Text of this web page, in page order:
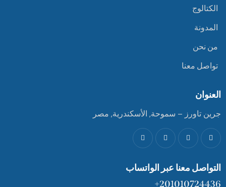
الكتالوج
المدونة
من نحن
تواصل معنا
العنوان
جرين تاورز – سموحة, الأسكندرية, مصر
التواصل معنا عبر الواتساب
201010724436+